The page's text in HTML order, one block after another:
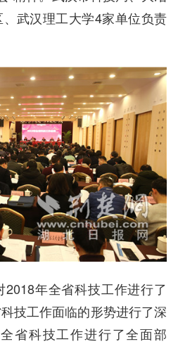
武汉理工大学4家单位负责
年全省科技工作进行了
技工作面临的形势进行了深
省科技工作进行了全面部